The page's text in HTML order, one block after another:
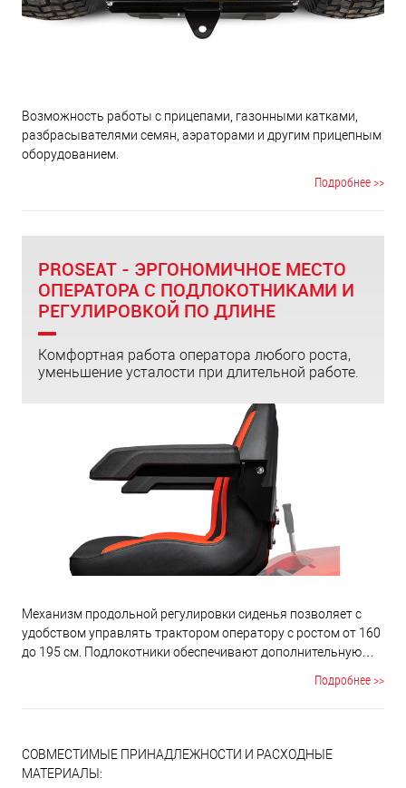
Возможность работы с прицепами, газонными катками,
разбрасывателями семян, аэраторами и другим прицепным
оборудованием.
Подробнее >>
PROSEAT - ЭРГОНОМИЧНОЕ МЕСТО
ОПЕРАТОРА С ПОДЛОКОТНИКАМИ И
РЕГУЛИРОВКОЙ ПО ДЛИНЕ
Комфортная работа оператора любого роста,
уменьшение усталости при длительной работе.
Механизм продольной регулировки сиденья позволяет с
удобством управлять трактором оператору с ростом от 160
до 195 см. Подлокотники обеспечивают дополнительную
материалы обеспечивают сиденью эксплуатацию в течение
всего срока службы трактора.
Подробнее >>
СОВМЕСТИМЫЕ ПРИНАДЛЕЖНОСТИ И РАСХОДНЫЕ
МАТЕРИАЛЫ: